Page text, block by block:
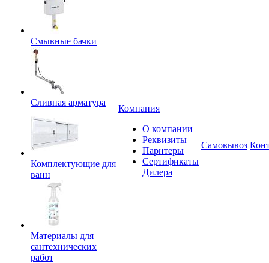
Смывные бачки
Сливная арматура
Комплектующие для
ванн
Материалы для
сантехнических
работ
Компания
О компании
Реквизиты
Парнтеры
Сертификаты
Дилера
Самовывоз